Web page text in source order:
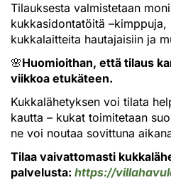
Tilauksesta valmistetaan
kukkasidontatöitä –kimppuja,
kukkalaitteita hautajaisiin ja
🌸Huomioithan, että tilaus
viikkoa etukäteen.
Kukkalähetyksen voi tilata
kautta – kukat toimitetaan
ne voi noutaa sovittuna
Tilaa vaivattomasti
palvelusta: https://